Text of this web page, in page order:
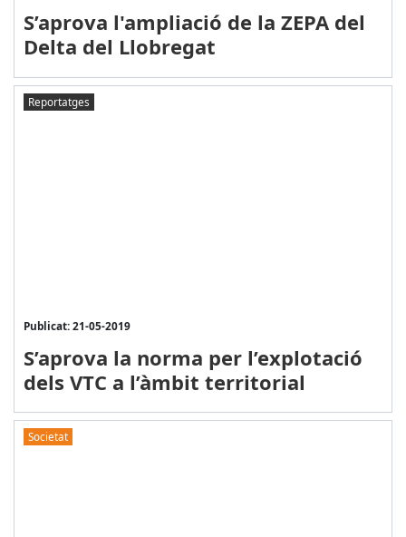
S’aprova l'ampliació de la ZEPA del
Delta del Llobregat
Reportatges
Publicat: 21-05-2019
S’aprova la norma per l’explotació
dels VTC a l’àmbit territorial
Societat